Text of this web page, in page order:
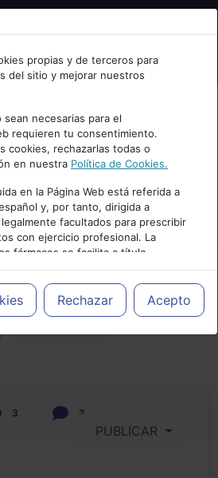
tu email.
Cancelar
propias y de terceros para
del sitio y mejorar nuestros
necesarias para el
requieren tu consentimiento.
cookies, rechazarlas todas o
en nuestra Política de Cookies.
en la Página Web está referida a
y, por tanto, dirigida a
facultados para prescribir
con ejercicio profesional. La
fármacos se facilita a título
responsabilidad de los
prescribir medicamentos y decidir, en
más adecuado a las
Rechazar Acepto
|TDAH
3 2
PUBLICAR